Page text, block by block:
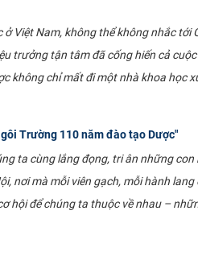
Việt Nam, không thể không nhắc tới
trưởng tận tâm đã cống hiến cả
không chỉ mất đi một nhà khoa học
Trường 110 năm đào tạo Dược"
ta cùng lắng đọng, tri ân những
nơi mà mỗi viên gạch, mỗi hành
hội để chúng ta thuộc về nhau –